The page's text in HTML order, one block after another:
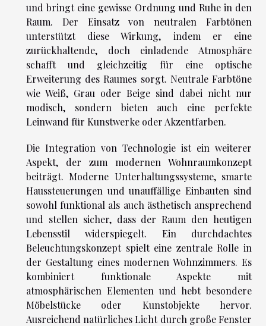
und bringt eine gewisse Ordnung und Ruhe in den
Raum. Der Einsatz von neutralen Farbtönen
unterstützt diese Wirkung, indem er eine
zurückhaltende, doch einladende Atmosphäre
schafft und gleichzeitig für eine optische
Erweiterung des Raumes sorgt. Neutrale Farbtöne
wie Weiß, Grau oder Beige sind dabei nicht nur
modisch, sondern bieten auch eine perfekte
Leinwand für Kunstwerke oder Akzentfarben.
Die Integration von Technologie ist ein weiterer
Aspekt, der zum modernen Wohnraumkonzept
beiträgt. Moderne Unterhaltungssysteme, smarte
Haussteuerungen und unauffällige Einbauten sind
sowohl funktional als auch ästhetisch ansprechend
und stellen sicher, dass der Raum den heutigen
Lebensstil widerspiegelt. Ein durchdachtes
Beleuchtungskonzept spielt eine zentrale Rolle in
der Gestaltung eines modernen Wohnzimmers. Es
kombiniert funktionale Aspekte mit
atmosphärischen Elementen und hebt besondere
Möbelstücke oder Kunstobjekte hervor.
Ausreichend natürliches Licht durch große Fenster